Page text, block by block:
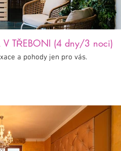
V TŘEBONI (4 dny/3 noci)
a pohody jen pro vás.